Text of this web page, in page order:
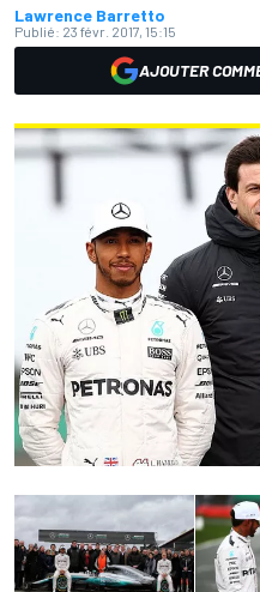
Lawrence Barretto
Publié: 23 févr. 2017, 15:15
AJOUTER